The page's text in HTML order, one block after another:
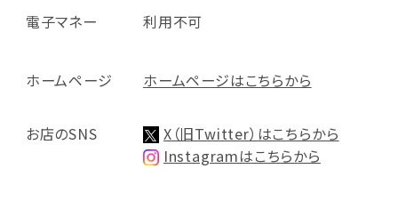
電子マネー 利用不可
ホームページ ホームページはこちらから
お店のSNS
X（旧Twitter）はこちらから
Instagramはこちらから